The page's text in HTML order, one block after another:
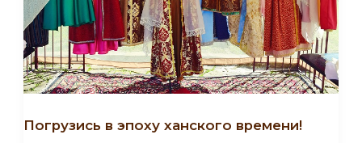
Погрузись в эпоху ханского времени!